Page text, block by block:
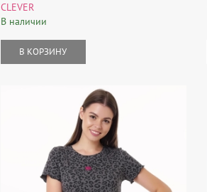
CLEVER
В наличии
В КОРЗИНУ